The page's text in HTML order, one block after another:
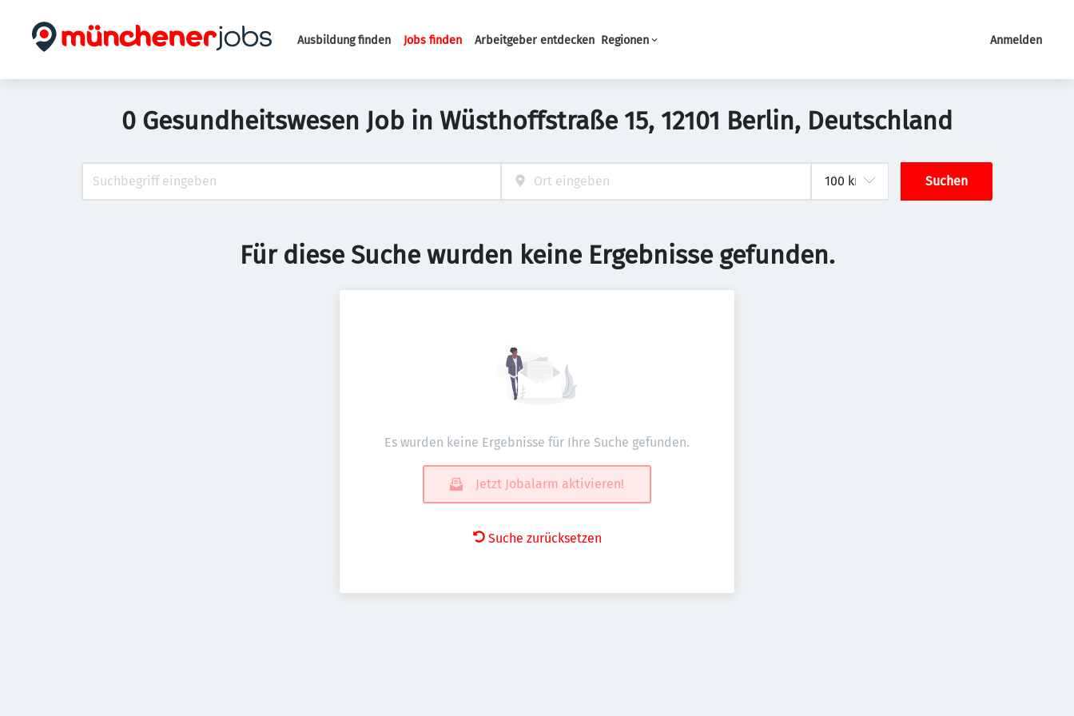
Haupt-Navigation
Ausbildung finden Jobs finden Arbeitgeber entdecken Regionen Anmelden
0 Gesundheitswesen Job in Wüsthoffstraße 15, 12101 Berlin, Deutschland
Suchen
Für diese Suche wurden keine Ergebnisse gefunden.
Es wurden keine Ergebnisse für Ihre Suche gefunden.
Jetzt Jobalarm aktivieren!
Suche zurücksetzen